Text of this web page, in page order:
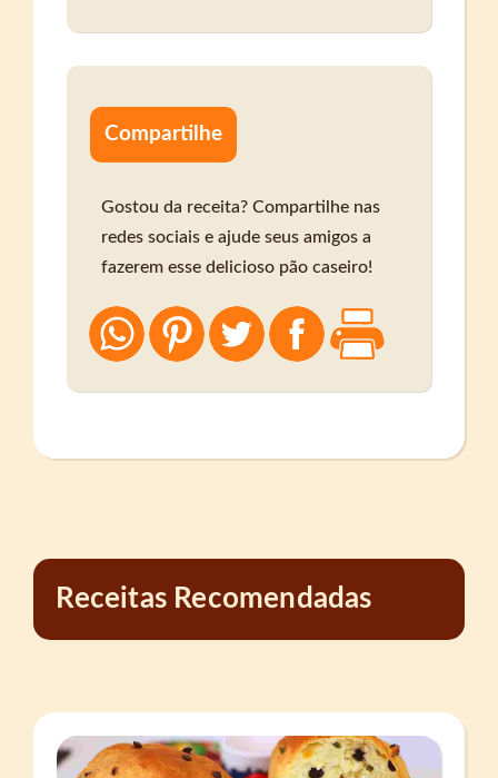
Compartilhe
Gostou da receita? Compartilhe nas
redes sociais e ajude seus amigos a
fazerem esse delicioso pão caseiro!
Receitas Recomendadas